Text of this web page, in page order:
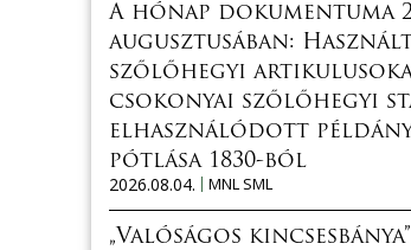
A hónap dokumentuma
augusztusában:
szőlőhegyi
csokonyai szőlőhegyi
elhasználódott
pótlása 1830-ból
2026.08.04.
MNL SML
„Valóságos kincsesbánya”